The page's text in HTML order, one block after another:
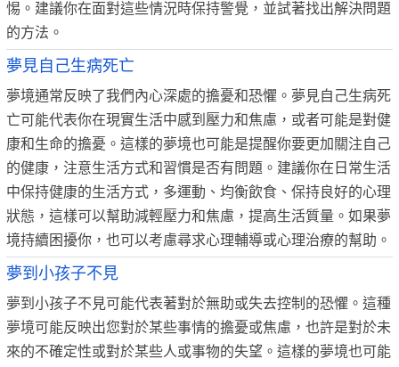
惕。建議你在面對這些情況時保持警覺，並試著找出解決問題
的方法。
夢見自己生病死亡
夢境通常反映了我們內心深處的擔憂和恐懼。夢見自己生病死
亡可能代表你在現實生活中感到壓力和焦慮，或者可能是對健
康和生命的擔憂。這樣的夢境也可能是提醒你要更加關注自己
的健康，注意生活方式和習慣是否有問題。建議你在日常生活
中保持健康的生活方式，多運動、均衡飲食、保持良好的心理
狀態，這樣可以幫助減輕壓力和焦慮，提高生活質量。如果夢
境持續困擾你，也可以考慮尋求心理輔導或心理治療的幫助。
夢到小孩子不見
夢到小孩子不見可能代表著對於無助或失去控制的恐懼。這種
夢境可能反映出您對於某些事情的擔憂或焦慮，也許是對於未
來的不確定性或對於某些人或事物的失望。這樣的夢境也可能